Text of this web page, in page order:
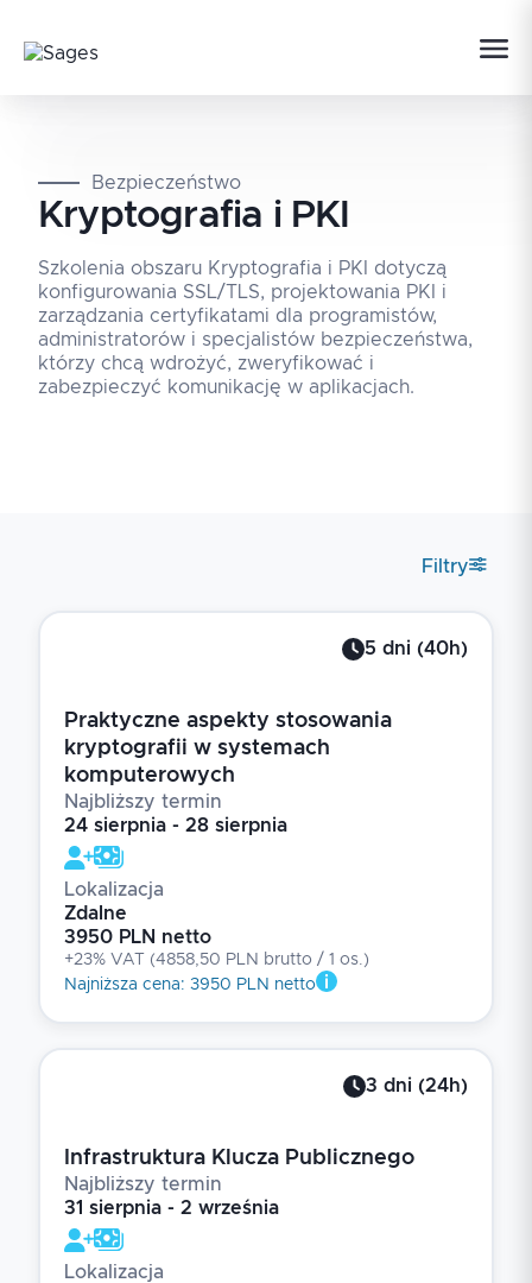
Bezpieczeństwo
Kryptografia i PKI
Szkolenia obszaru Kryptografia i PKI dotyczą
konfigurowania SSL/TLS, projektowania PKI i
zarządzania certyfikatami dla programistów,
administratorów i specjalistów bezpieczeństwa,
którzy chcą wdrożyć, zweryfikować i
zabezpieczyć komunikację w aplikacjach.
Filtry
5 dni (40h)
Praktyczne aspekty stosowania
kryptografii w systemach
komputerowych
Najbliższy termin
24 sierpnia - 28 sierpnia
Lokalizacja
Zdalne
3950 PLN netto
+23% VAT (4858,50 PLN brutto / 1 os.)
Najniższa cena: 3950 PLN netto
3 dni (24h)
Infrastruktura Klucza Publicznego
Najbliższy termin
31 sierpnia - 2 września
Lokalizacja